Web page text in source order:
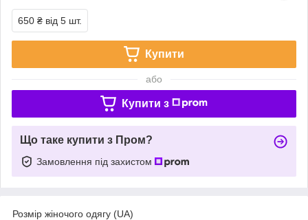
650 ₴ від 5 шт.
Купити
або
Купити з
Що таке купити з Пром?
Замовлення під захистом
Розмір жіночого одягу (UA)